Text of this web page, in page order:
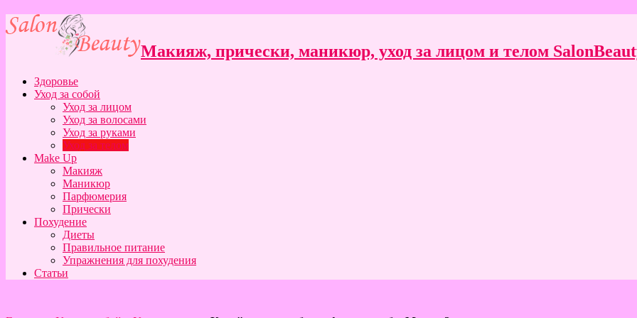
Макияж, прически, маникюр, уход за лицом и телом
Здоровье
Уход за собой
Уход за лицом
Уход за волосами
Уход за руками
Уход за телом
Make Up
Макияж
Маникюр
Парфюмерия
Прически
Похудение
Диеты
Правильное питание
Упражнения для похудения
Статьи